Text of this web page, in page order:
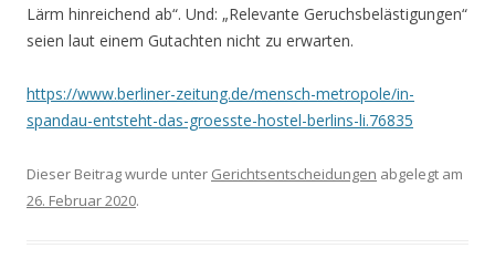
Lärm hinreichend ab“. Und: „Relevante Geruchsbelästigungen“
seien laut einem Gutachten nicht zu erwarten.
https://www.berliner-zeitung.de/mensch-metropole/in-
spandau-entsteht-das-groesste-hostel-berlins-li.76835
Dieser Beitrag wurde unter Gerichtsentscheidungen abgelegt am
26. Februar 2020.